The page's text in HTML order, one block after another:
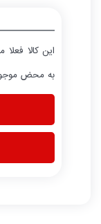
این کالا
به محض